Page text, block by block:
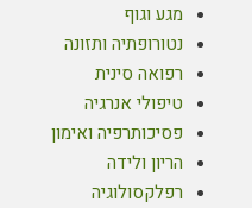
מגע וגוף
נטורופתיה ותזונה
רפואה סינית
טיפולי אנרגיה
פסיכותרפיה ואימון
הריון ולידה
רפלקסולוגיה